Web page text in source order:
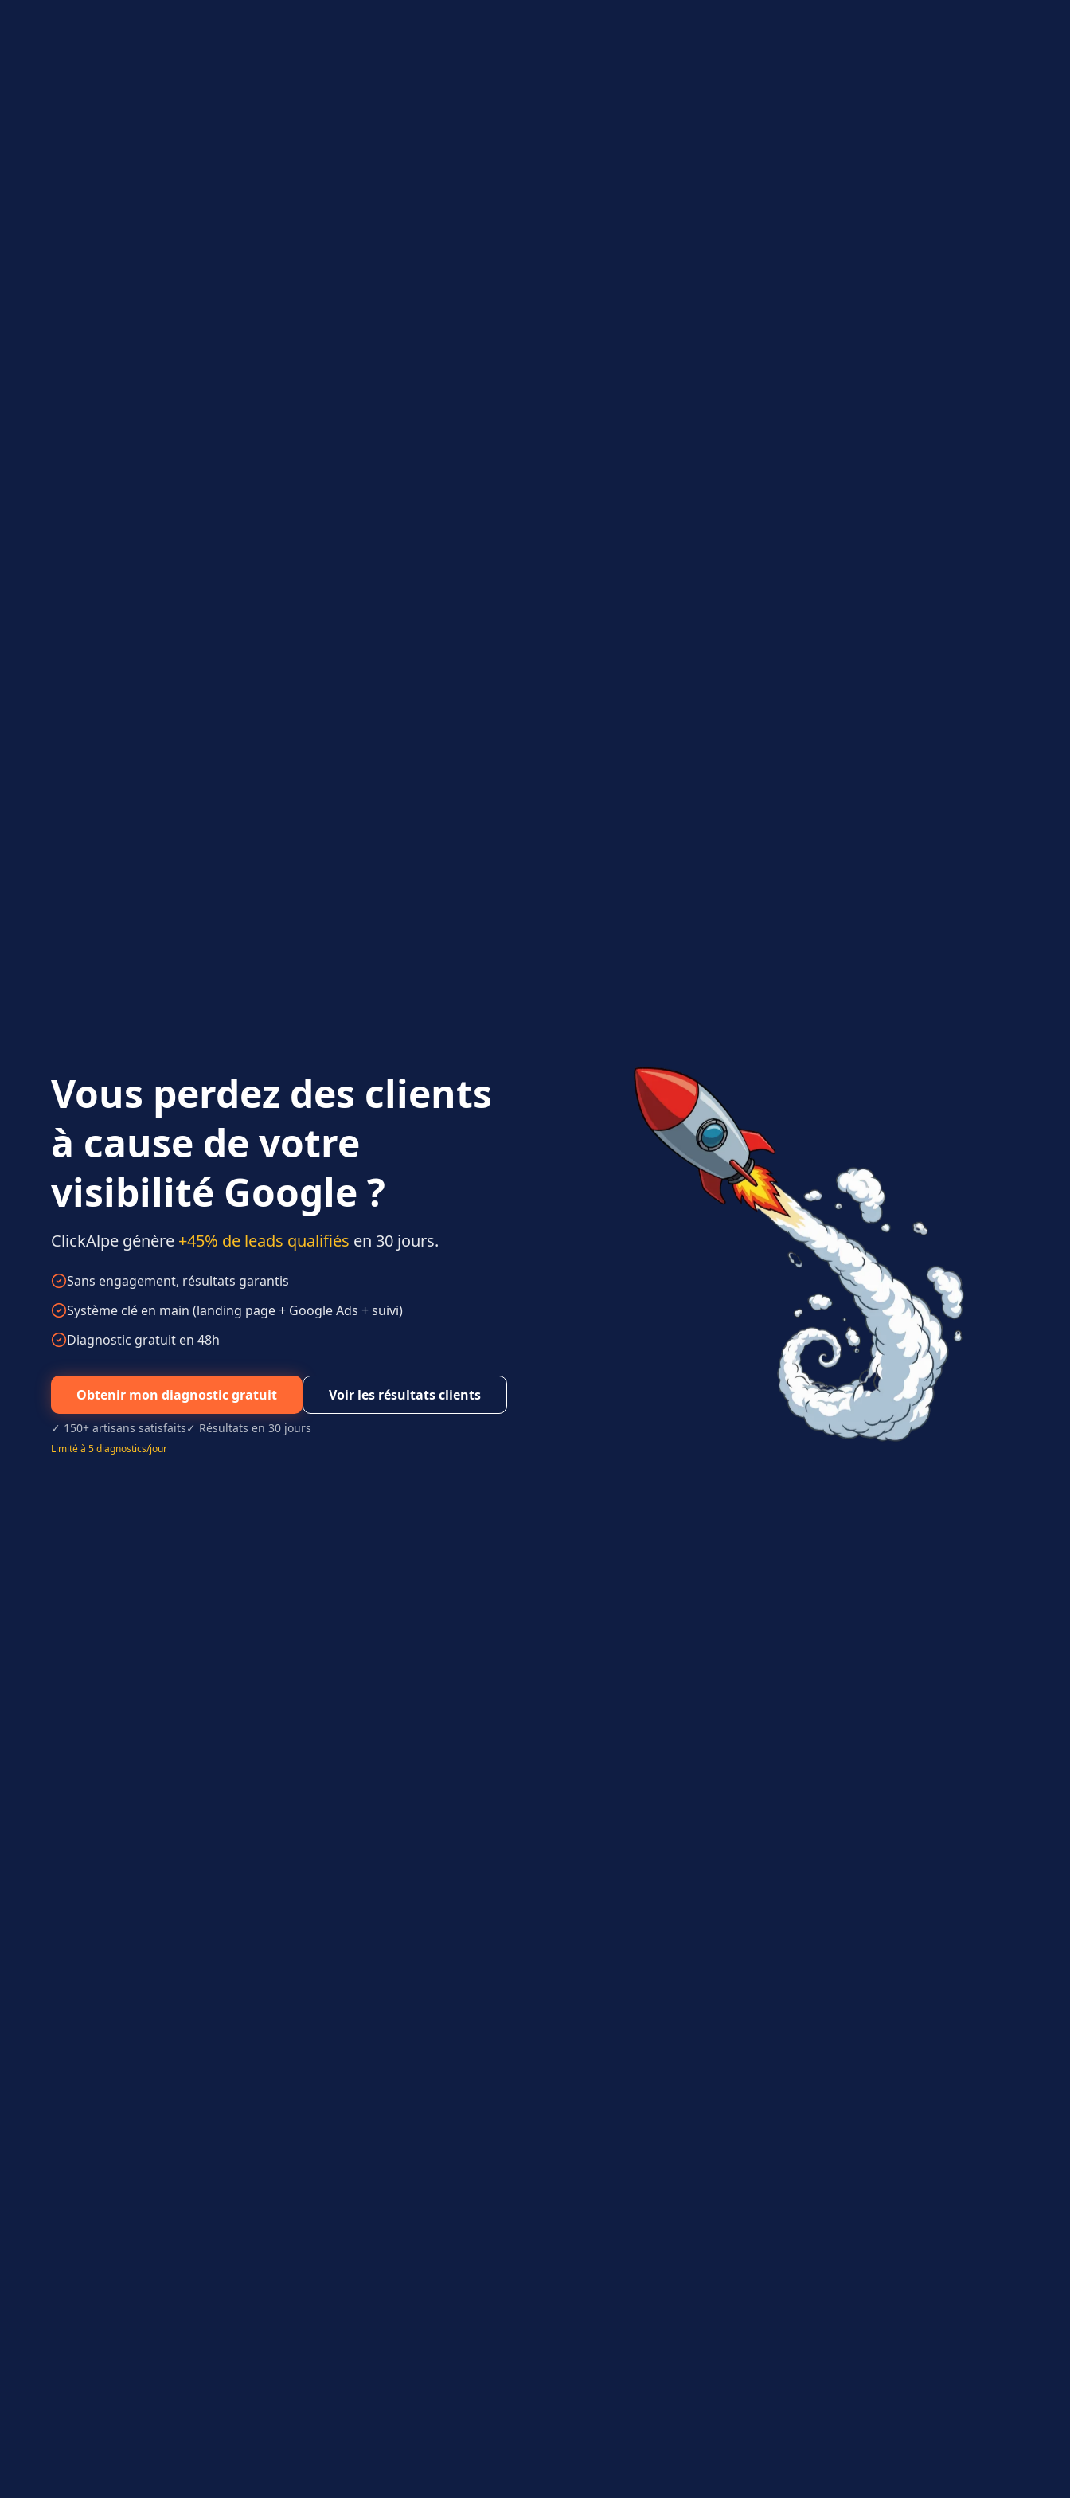
Vous perdez des clients
à cause de votre
visibilité Google ?
ClickAlpe génère +45% de leads qualifiés en 30 jours.
Sans engagement, résultats garantis
Système clé en main (landing page + Google Ads + suivi)
Diagnostic gratuit en 48h
Obtenir mon diagnostic gratuit Voir les résultats clients
✓ 150+ artisans satisfaits✓ Résultats en 30 jours
Limité à 5 diagnostics/jour